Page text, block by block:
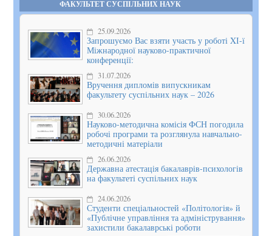
ФАКУЛЬТЕТ СУСПІЛЬНИХ НАУК
25.09.2026
Запрошуємо Вас взяти участь у роботі XІ-ї
Міжнародної науково-практичної
конференції:
31.07.2026
Вручення дипломів випускникам
факультету суспільних наук – 2026
30.06.2026
Науково-методична комісія ФСН погодила
робочі програми та розглянула навчально-
методичні матеріали
26.06.2026
Державна атестація бакалаврів-психологів
на факультеті суспільних наук
24.06.2026
Студенти спеціальностей «Політологія» й
«Публічне управління та адміністрування»
захистили бакалаврські роботи